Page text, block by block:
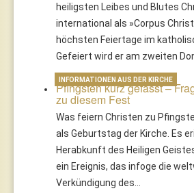
heiligsten Leibes und Blutes
international als »Corpus
höchsten Feiertage im
Gefeiert wird er am zweiten
Pfingsten kurz gefasst –
zu diesem Fest
Was feiern Christen zu
als Geburtstag der Kirche. Es
Herabkunft des Heiligen
ein Ereignis, das infoge die
Verkündigung des…
INFORMATIONEN AUS DER KIRCHE